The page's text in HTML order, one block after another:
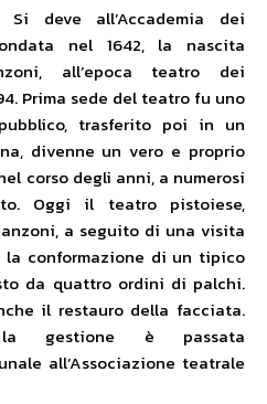
Si deve all’Accademia dei
nel 1642, la nascita
all’epoca teatro dei
Prima sede del teatro fu uno
trasferito poi in un
divenne un vero e proprio
corso degli anni, a numerosi
Oggi il teatro pistoiese,
a seguito di una visita
conformazione di un tipico
da quattro ordini di palchi.
il restauro della facciata.
gestione è passata
all’Associazione teatrale